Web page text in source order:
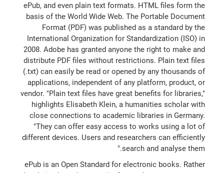
ePub, and even plain text formats. HTML files form the
basis of the World Wide Web. The Portable Document
Format (PDF) was published as a standard by the
International Organization for Standardization (ISO) in
2008. Adobe has granted anyone the right to make and
distribute PDF files without restrictions. Plain text files
(.txt) can easily be read or opened by any thousands of
applications, independent of any platform, product, or
vendor. "Plain text files have great benefits for libraries,"
highlights Elisabeth Klein, a humanities scholar with
close connections to academic libraries in Germany.
"They can offer easy access to works using a lot of
different devices. Users and researchers can efficiently
search and analyse them."
ePub is an Open Standard for electronic books. Rather